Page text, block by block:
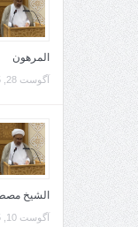
المرهون
آگوست 28, 2025
الشيخ
آگوست 10, 2025